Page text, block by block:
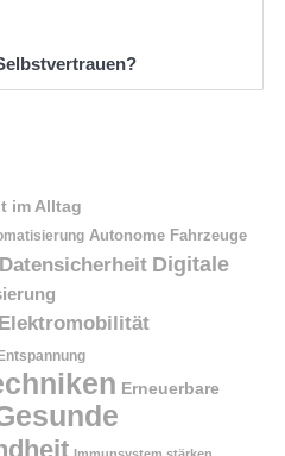
im Alltag
Autonome Fahrzeuge
Datensicherheit Digitale
Elektromobilität
Erneuerbare